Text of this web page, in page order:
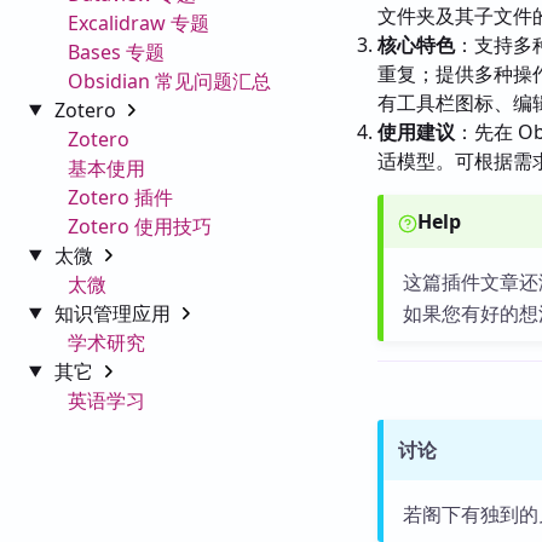
Excalidraw 专题
Bases 专题
Obsidian 常见问题汇总
Zotero
Zotero
基本使用
Zotero 插件
Zotero 使用技巧
太微
太微
知识管理应用
学术研究
其它
英语学习
文件夹及其子文件
核心特色：支持多
重复；提供多种操
有工具栏图标、编
使用建议 ：先在
适模型。可根据需
Help
这篇插件文章
如果您有好的
讨论
若阁下有独到